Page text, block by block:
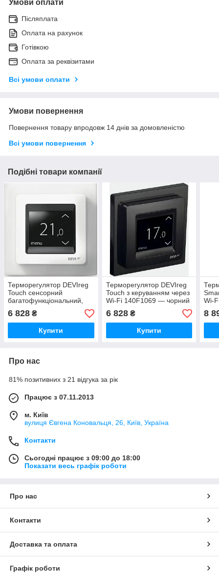
Умови оплати
Післяплата
Оплата на рахунок
Готівкою
Оплата за реквізитами
Всі умови оплати
Умови повернення
Повернення товару впродовж 14 днів за домовленістю
Всі умови повернення
Подібні товари компанії
Терморегулятор DEVIreg
Touch сенсорний
багатофункціональний,
колір білий
темерморегулятор
DEVIreg Touch сенсорний
6 828 ₴
Купити
Терморегулятор DEVIreg
Touch з керуванням через
Wi-Fi 140F1069 — чорний
6 828₴
Купити
Wi-
8
Про нас
81% позитивних з 21 відгука за рік
Працює з 07.11.2013
м. Київ
вулиця Євгена Коновальця, 26, Київ, Україна
Контакти
Сьогодні працює з 09:00 до 18:00
Показати весь графік роботи
Про нас
Контакти
Доставка та оплата
Графік роботи